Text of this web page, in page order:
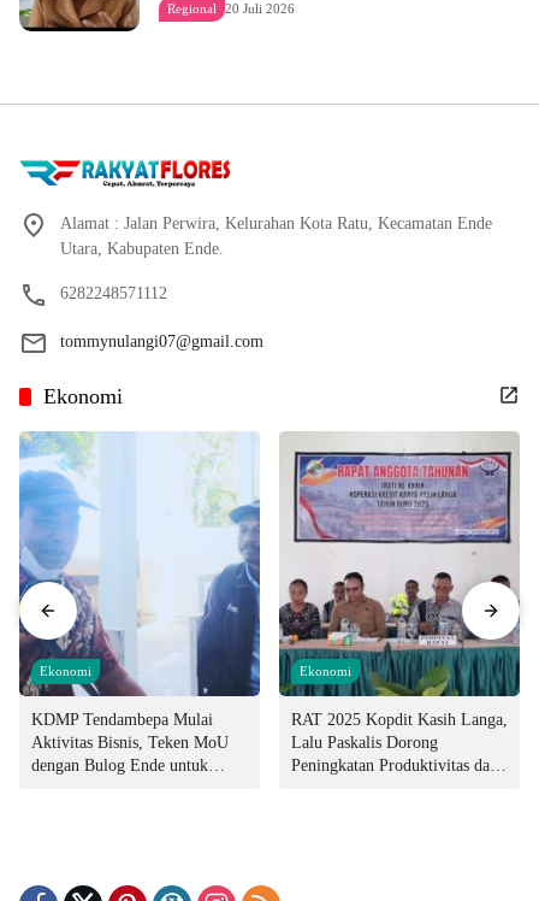
Regional 20 Juli 2026
Alamat : Jalan Perwira, Kelurahan Kota Ratu, Kecamatan Ende
Utara, Kabupaten Ende.
6282248571112
tommynulangi07@gmail.com
Ekonomi
Ekonomi
KDMP Tendambepa Mulai
Aktivitas Bisnis, Teken MoU
dengan Bulog Ende untuk
Ekonomi
RAT 2025 Kopdit Kasih Langa,
Lalu Paskalis Dorong
Peningkatan Produktivitas dan